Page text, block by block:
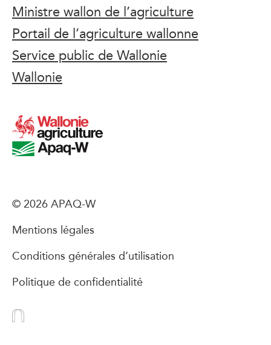
Ministre wallon de l’agriculture
Portail de l’agriculture wallonne
Service public de Wallonie
Wallonie
© 2026 APAQ-W
Mentions légales
Conditions générales d’utilisation
Politique de confidentialité